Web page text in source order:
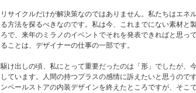
リサイクルだけが解決策なのではありません。私たちはエネ
る方法を探るべきなのです。私は今、これまでにない素材と
ろで、来年のミラノのイベントでそれを発表できればと思っ
ることは、デザイナーの仕事の一部です。
駆け出しの頃、私にとって重要だったのは「形」でしたが、
しています。人間の持つプラスの感情に訴えたいと思うので
ンペールストアの内装デザインを終えたところですが、そこ